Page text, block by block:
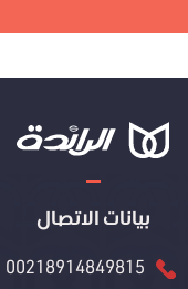
بيانات الاتصال
00218914849815